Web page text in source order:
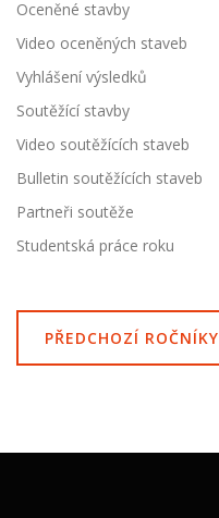
Oceněné stavby
Video oceněných staveb
Vyhlášení výsledků
Soutěžící stavby
Video soutěžících staveb
Bulletin soutěžících staveb
Partneři soutěže
Studentská práce roku
PŘEDCHOZÍ ROČNÍKY